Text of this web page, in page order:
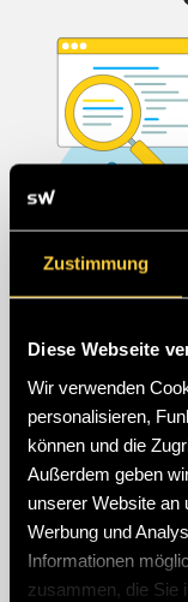
Zustimmung
Diese Webseite
Wir verwenden
personalisieren,
können und die
Außerdem geben
unserer Website an
Werbung und
Informationen
zusammen, die Sie
WIE
ENTITÄTS-
OOTPRINT)
Google indexiert
wachsenden Flut an
technische
wie Sie mit